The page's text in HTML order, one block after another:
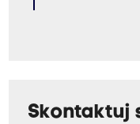
Skontaktuj